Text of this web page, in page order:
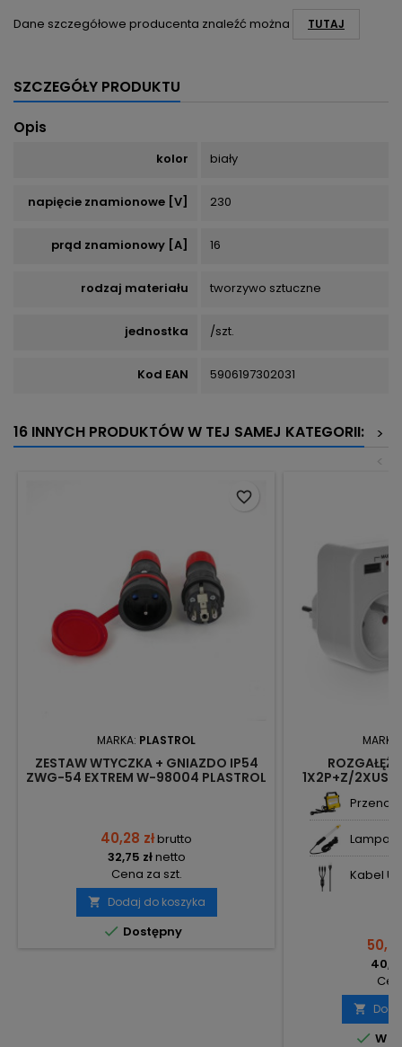
Dane szczegółowe producenta znaleźć można TUTAJ
SZCZEGÓŁY PRODUKTU
Opis
kolor biały
napięcie znamionowe [V] 230
prąd znamionowy [A] 16
rodzaj materiału tworzywo sztuczne
jednostka /szt.
Kod EAN 5906197302031
16 INNYCH PRODUKTÓW W TEJ SAMEJ KATEGORII:
>
<
MARKA: PLASTROL
ZESTAW WTYCZKA + GNIAZDO IP54
ZWG-54 EXTREM W-98004 PLASTROL
40,28 złbrutto
32,75 złnetto
Cena za szt.
 Dodaj do koszyka
 Dostępny
favorite_border
1X2P+Z/2XUSB
Lampa
Kabel

 W